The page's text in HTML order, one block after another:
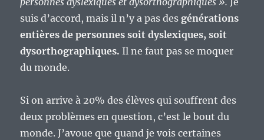
suis d’accord, mais il n’y a pas des générations
entières de personnes soit dyslexiques, soit
dysorthographiques. Il ne faut pas se moquer
du monde.
Si on arrive à 20% des élèves qui souffrent des
deux problèmes en question, c’est le bout du
monde. J’avoue que quand je vois certaines